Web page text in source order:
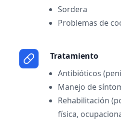
Sordera
Problemas de
Tratamiento
Antibióticos
Manejo de
Rehabilitación
física,